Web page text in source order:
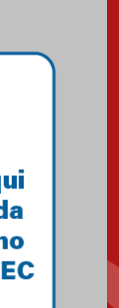
campanha
famílias em
ressalta o